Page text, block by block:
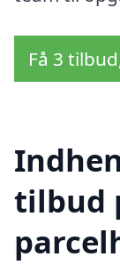
Få 3
tilbud